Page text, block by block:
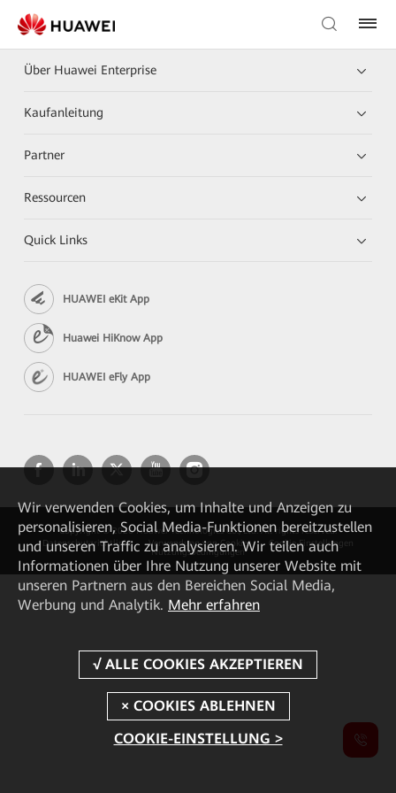
Über Huawei Enterprise
Kaufanleitung
Partner
Ressourcen
Quick Links
HUAWEI eKit App
Huawei HiKnow App
HUAWEI eFly App
Copyright © 2026 Huawei Technologies Co., Ltd. All rights reserved.
Datenschutzrichtlinie
Verwendung von Cookies
Cookie Einstellungen
Nutzungsbedingungen
Wir verwenden Cookies, um Inhalte und Anzeigen zu
personalisieren, Social Media-Funktionen bereitzustellen
und unseren Traffic zu analysieren. Wir teilen auch
Informationen über Ihre Nutzung unserer Website mit
unseren Partnern aus den Bereichen Social Media,
Werbung und Analytik. Mehr erfahren
COOKIE-EINSTELLUNG >